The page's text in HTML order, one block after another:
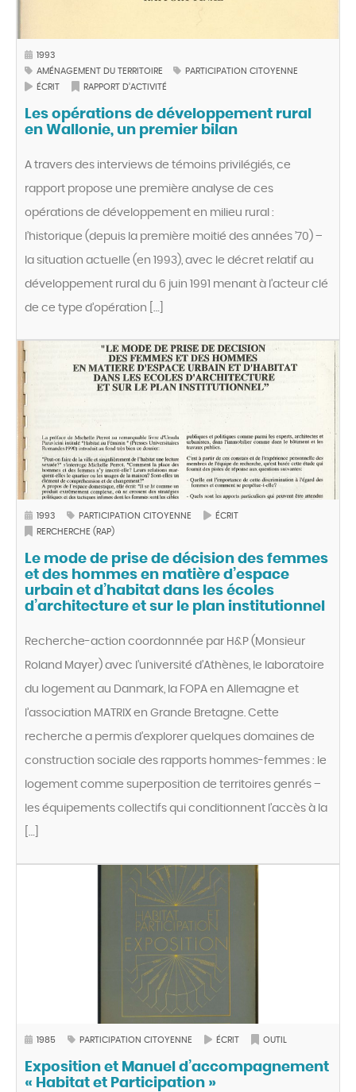
1993
AMÉNAGEMENT DU TERRITOIRE
PARTICIPATION CITOYENNE
ÉCRIT
RAPPORT D’ACTIVITÉ
Les opérations de développement rural
en Wallonie, un premier bilan
A travers des interviews de témoins privilégiés, ce
rapport propose une première analyse de ces
opérations de développement en milieu rural :
l’historique (depuis la première moitié des années ’70) –
la situation actuelle (en 1993), avec le décret relatif au
développement rural du 6 juin 1991 menant à l’acteur clé
de ce type d’opération […]
1993 PARTICIPATION CITOYENNE
ÉCRIT
RERCHERCHE (RAP)
Le mode de prise de décision des femmes
et des hommes en matière d’espace
urbain et d’habitat dans les écoles
d’architecture et sur le plan institutionnel
Recherche-action coordonnnée par H&P (Monsieur
Roland Mayer) avec l’université d’Athènes, le laboratoire
du logement au Danmark, la FOPA en Allemagne et
l’association MATRIX en Grande Bretagne. Cette
recherche a permis d’explorer quelques domaines de
construction sociale des rapports hommes-femmes : le
logement comme superposition de territoires genrés –
les équipements collectifs qui conditionnent l’accès à la
[…]
1985 PARTICIPATION CITOYENNE ÉCRIT OUTIL
Exposition et Manuel d’accompagnement
« Habitat et Participation »